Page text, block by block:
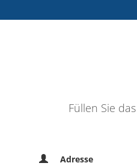
Füllen Sie
Adresse